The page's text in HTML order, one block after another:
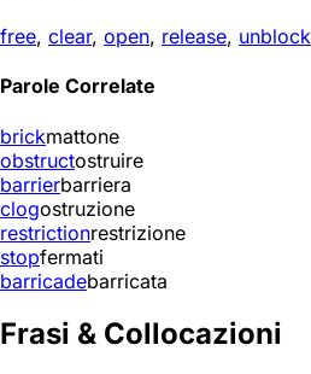
free, clear, open, release, unblock
Parole Correlate
brickmattone
obstructostruire
barrierbarriera
clogostruzione
restrictionrestrizione
stopfermati
barricadebarricata
Frasi & Collocazioni